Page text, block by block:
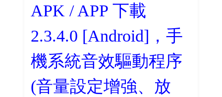
APK / APP 下載
2.3.4.0 [Android]，手
機系統音效驅動程序
(音量設定增強、放